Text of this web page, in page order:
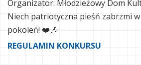
Organizator: Młodzieżowy Dom
Niech patriotyczna pieśń zabrzmi w
pokoleń! ❤️🎶
REGULAMIN KONKURSU